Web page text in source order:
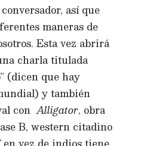
así que
maneras de
Esta vez abrirá
charla titulada
(dicen que hay
y también
conAlligator, obra
B, western citadino